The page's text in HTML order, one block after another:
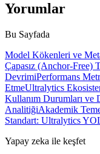
Yorumlar
Bu Sayfada
Model Kökenleri ve
Çapasız (Anchor-Free)
DevrimiPerformans
EtmeUltralytics
Kullanım Durumları ve
AnalitiğiAkademik
Standart: Ultralytics
Yapay zeka ile keşfet